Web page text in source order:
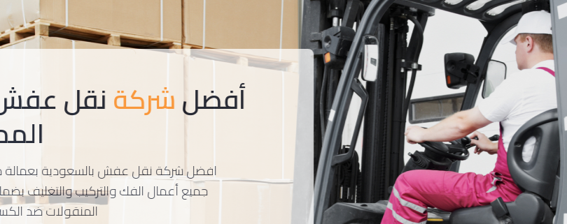
هل تبحث عن خدمة نقل
عفش موثوقة في جدة؟
نقدم لكم خدمات شركتنا المتميزة في نقل العفش
بجدة. مع فريق عمل محترف ومدرب تمامًا على جميع
مراحل نقل العفش - من الفك، والتغليف، وحتى التركيب!